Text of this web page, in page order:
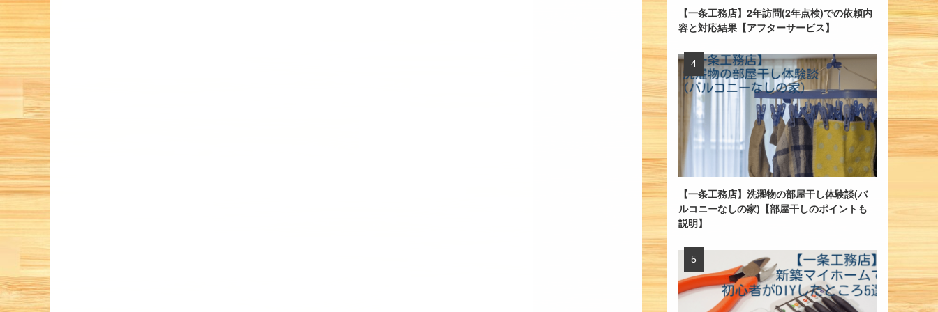
【一条工務店】2年訪問(2年点検)での依頼内
容と対応結果【アフターサービス】
【一条工務店】洗濯物の部屋干し体験談(バ
ルコニーなしの家)【部屋干しのポイントも
説明】